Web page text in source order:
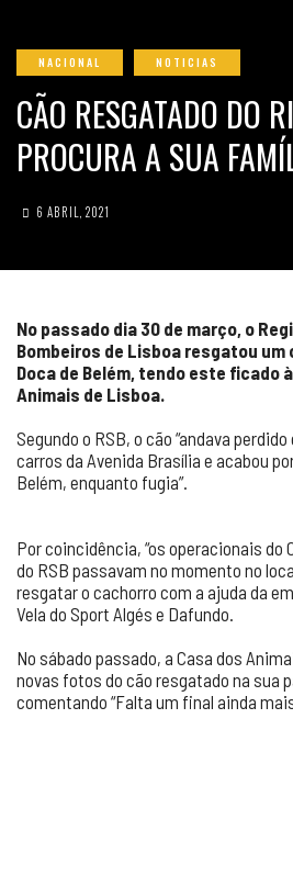
NACIONAL NOTICIAS
CÃO RESGATADO DO
PROCURA A SUA
6 ABRIL, 2021
No passado dia 30 de março, o
Bombeiros de Lisboa resgatou um
Doca de Belém, tendo este ficado
Animais de Lisboa.
Segundo o RSB, o cão “andava
carros da Avenida Brasília e acabou
Belém, enquanto fugia”.
Por coincidência, “os operacionais do
do RSB passavam no momento no
resgatar o cachorro com a ajuda da
Vela do Sport Algés e Dafundo.
No sábado passado, a Casa dos
novas fotos do cão resgatado na sua
comentando “Falta um final ainda